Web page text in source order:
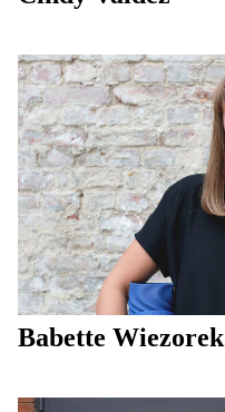
Babette Wiezorek